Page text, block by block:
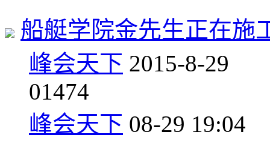
船艇学院金先生正在施
峰会天下 2015-8-29
01474
峰会天下 08-29 19:04